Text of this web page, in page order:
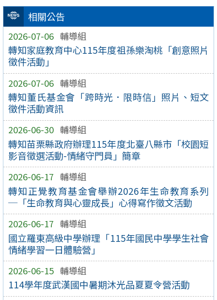
相關公告
2026-07-06 輔導組
轉知家庭教育中心115年度祖孫樂淘桃「創意照片
徵件活動」
2026-07-06 輔導組
轉知董氏基金會「跨時光．限時信」照片、短文
徵件活動資訊
2026-06-30 輔導組
轉知苗栗縣政府辦理115年度北臺八縣市「校園短
影音徵選活動-情緒守門員」簡章
2026-06-17 輔導組
轉知正覺教育基金會舉辦2026年生命教育系列
─「生命教育與心靈成長」心得寫作徵文活動
2026-06-17 輔導組
國立羅東高級中學辦理「115年國民中學學生社會
情緒學習一日體驗營」
2026-06-15 輔導組
114學年度武漢國中暑期沐光品夏夏令營活動